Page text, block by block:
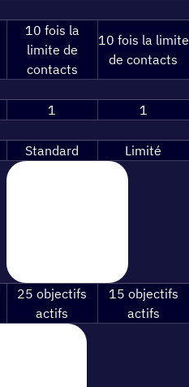
10 fois la
limite de
contacts
10 fois la limite
de contacts
1
1
Standard Limité
25 objectifs
actifs
15 objectifs
actifs